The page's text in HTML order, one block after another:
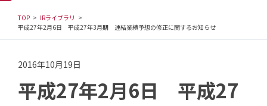
TOP
IRライブラリ
平成27年2月6日 平成27年3月期 連結業績予想の修正に関するお知らせ
2016年10月19日
平成27年2月6日 平成27